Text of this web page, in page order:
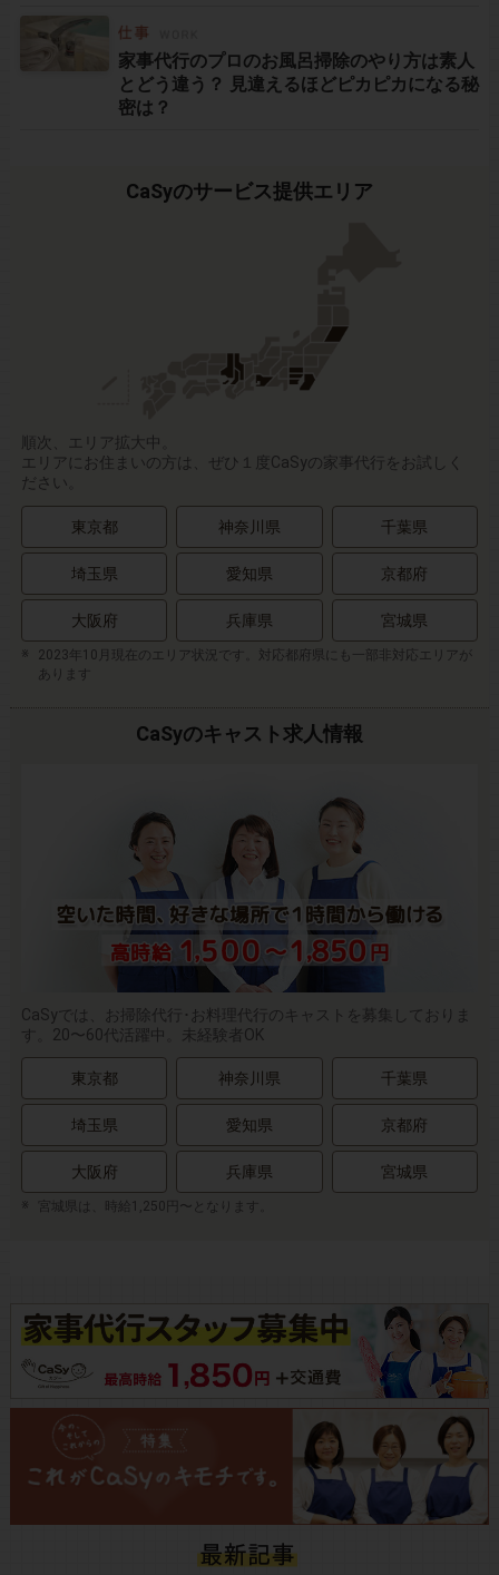
家事代行のプロのお風呂掃除のやり方は素人
とどう違う？ 見違えるほどピカピカになる秘
密は？
CaSyのサービス提供エリア
順次、エリア拡大中。
エリアにお住まいの方は、ぜひ１度CaSyの家事代行をお試しく
ださい。
東京都 神奈川県 千葉県
埼玉県 愛知県 京都府
大阪府 兵庫県 宮城県
2023年10月現在のエリア状況です。対応都府県にも一部非対応エリアが
あります
CaSyのキャスト求人情報
CaSyでは、お掃除代行･お料理代行のキャストを募集しておりま
す。20〜60代活躍中。未経験者OK
東京都 神奈川県 千葉県
埼玉県 愛知県 京都府
大阪府 兵庫県 宮城県
宮城県は、時給1,250円〜となります。